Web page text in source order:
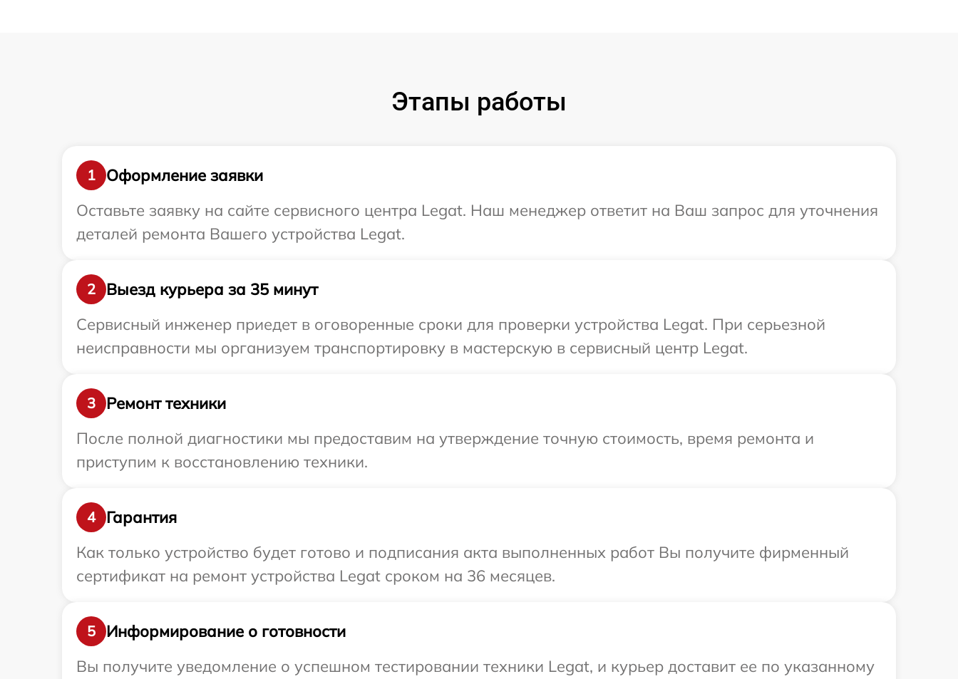
Этапы работы
1
Оформление заявки
Оставьте заявку на сайте сервисного центра Legat. Наш менеджер ответит на Ваш запрос для уточнения
деталей ремонта Вашего устройства Legat.
2
Выезд курьера за 35 минут
Сервисный инженер приедет в оговоренные сроки для проверки устройства Legat. При серьезной
неисправности мы организуем транспортировку в мастерскую в сервисный центр Legat.
3
Ремонт техники
После полной диагностики мы предоставим на утверждение точную стоимость, время ремонта и
приступим к восстановлению техники.
4
Гарантия
Как только устройство будет готово и подписания акта выполненных работ Вы получите фирменный
сертификат на ремонт устройства Legat сроком на 36 месяцев.
5
Информирование о готовности
Вы получите уведомление о успешном тестировании техники Legat, и курьер доставит ее по указанному